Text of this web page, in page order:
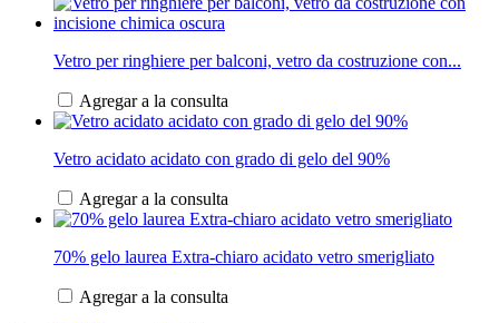
Vetro per ringhiere per balconi, vetro da costruzione con...
Agregar a la consulta
Vetro acidato acidato con grado di gelo del 90%
Agregar a la consulta
70% gelo laurea Extra-chiaro acidato vetro smerigliato
Agregar a la consulta